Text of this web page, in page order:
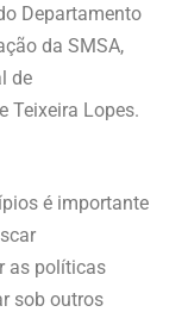
Departamento
da SMSA,
de
Teixeira Lopes.
é importante
as políticas
sob outros